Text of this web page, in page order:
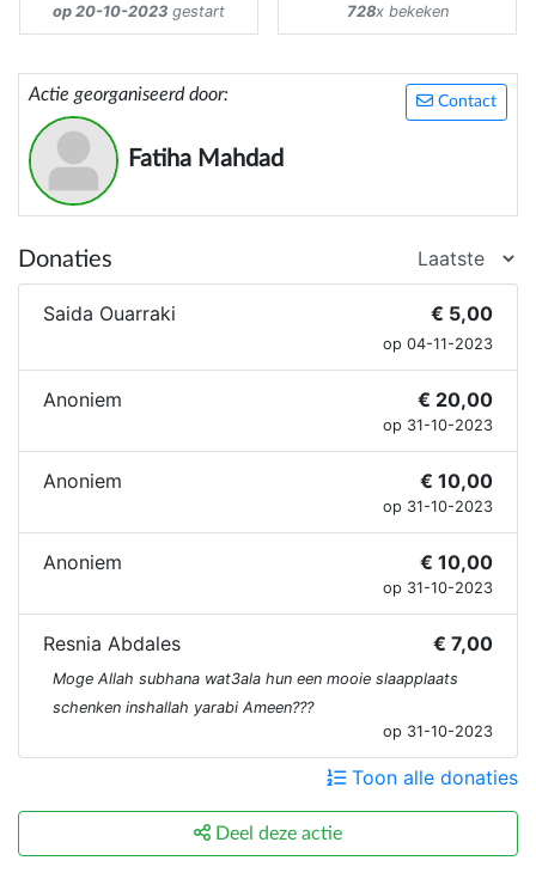
op 20-10-2023 gestart 728x bekeken
Contact
Actie georganiseerd door:
Fatiha Mahdad
Donaties
Saida Ouarraki € 5,00
op 04-11-2023
Anoniem € 20,00
op 31-10-2023
Anoniem € 10,00
op 31-10-2023
Anoniem € 10,00
op 31-10-2023
Resnia Abdales € 7,00
Moge Allah subhana wat3ala hun een mooie slaapplaats
schenken inshallah yarabi Ameen???
op 31-10-2023
Toon alle donaties
Deel deze actie